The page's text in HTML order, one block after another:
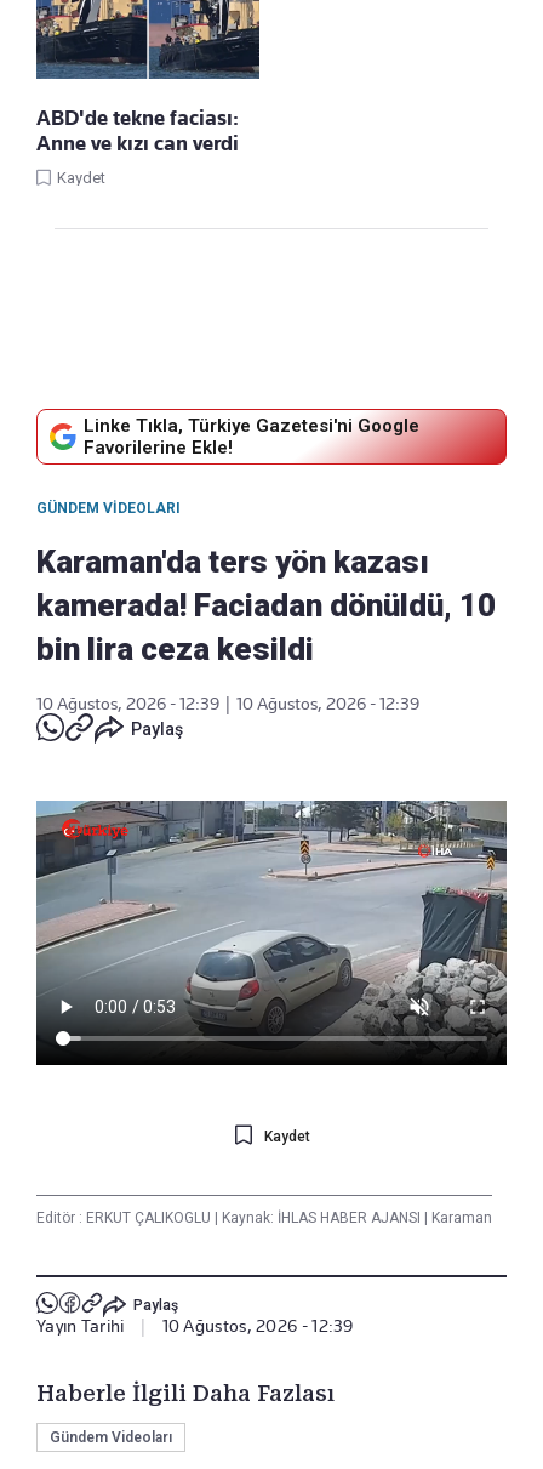
ABD'de tekne faciası:
Anne ve kızı can verdi
Kaydet
Linke Tıkla, Türkiye Gazetesi'ni Google
Favorilerine Ekle!
GÜNDEM VIDEOLARI
Karaman'da ters yön kazası
kamerada! Faciadan dönüldü, 10
bin lira ceza kesildi
10 Ağustos, 2026 - 12:39
10 Ağustos, 2026 - 12:39
Paylaş
Kaydet
Editör : ERKUT ÇALIKOGLU Kaynak: İHLAS HABER AJANSI Karaman
Paylaş
Yayın Tarihi 10 Ağustos, 2026 - 12:39
Haberle İlgili Daha Fazlası
Gündem Videoları